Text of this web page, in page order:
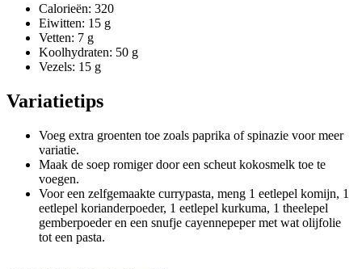
Calorieën: 320
Eiwitten: 15 g
Vetten: 7 g
Koolhydraten: 50 g
Vezels: 15 g
Variatietips
Voeg extra groenten toe zoals paprika of spinazie voor meer
variatie.
Maak de soep romiger door een scheut kokosmelk toe te
voegen.
Voor een zelfgemaakte currypasta, meng 1 eetlepel komijn, 1
eetlepel korianderpoeder, 1 eetlepel kurkuma, 1 theelepel
gemberpoeder en een snufje cayennepeper met wat olijfolie
tot een pasta.